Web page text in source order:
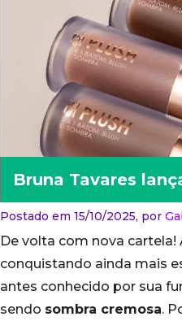
Bruna Tavares
Postado em 15/10/2025, por
De volta com nova cartela!
conquistando ainda mais
antes conhecido por sua
sendo sombra cremosa.